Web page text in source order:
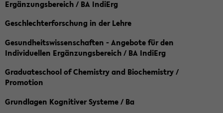
Ergänzungsbereich / BA IndiErg
Geschlechterforschung in der Lehre
Gesundheitswissenschaften - Angebote für den
Individuellen Ergänzungsbereich / BA IndiErg
Graduateschool of Chemistry and Biochemistry /
Promotion
Grundlagen Kognitiver Systeme / Ba